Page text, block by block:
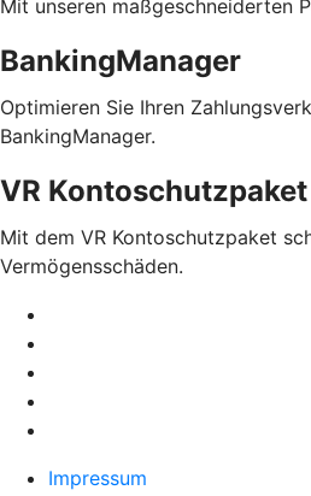
Mit unseren maßgeschneiderten
BankingManager
Optimieren Sie Ihren
BankingManager.
VR Kontoschutzpaket
Mit dem VR Kontoschutzpaket
Vermögensschäden.
Impressum